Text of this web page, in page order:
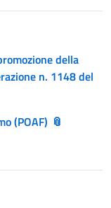
della
n. 1148 del
(POAF)